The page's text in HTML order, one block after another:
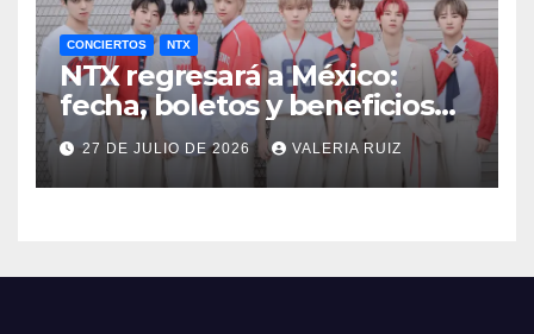
CONCIERTOS NTX
NTX regresará a México:
fecha, boletos y beneficios
VIP
27 DE JULIO DE 2026 VALERIA RUIZ